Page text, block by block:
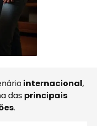
internacional,
das principais
.